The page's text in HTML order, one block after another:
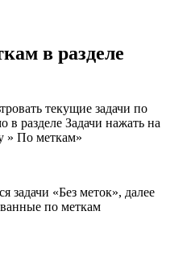
в разделе
текущие задачи по
в разделе Задачи нажать на
» По меткам»
задачи «Без меток», далее
по меткам